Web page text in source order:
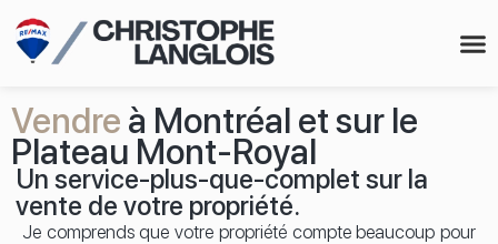
Vendre à Montréal et sur le
Plateau Mont-Royal
Un service-plus-que-complet sur la
vente de votre propriété.
Je comprends que votre propriété compte beaucoup pour